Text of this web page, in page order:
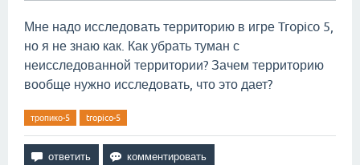
Мне надо исследовать территорию в игре Tropico 5,
но я не знаю как. Как убрать туман с
неисследованной территории? Зачем территорию
вообще нужно исследовать, что это дает?
тропико-5 tropico-5